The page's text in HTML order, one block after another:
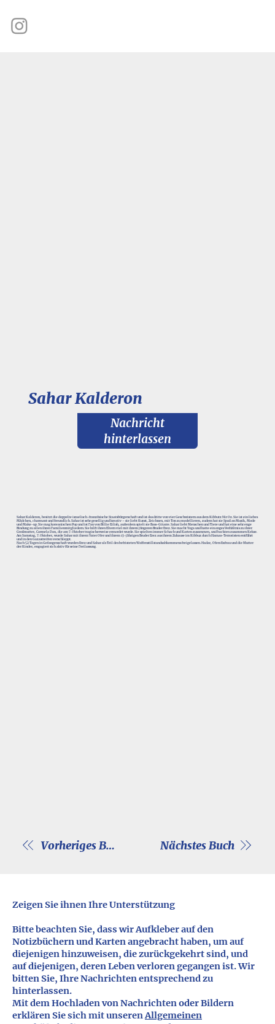
Sahar Kalderon
Sahar Kalderon, besitzt die doppelte israelisch-französische Staatsbürgerschaft und ist das dritte von vier Geschwistern aus dem Kibbutz Nir Oz. Sie ist ein liebes
Mädchen, charmant und freundlich. Sahar ist sehr gesellig und kreativ – sie liebt Kunst, Zeichnen, mit Ton zu modellieren, zudem hat sie Spaß an Musik, Mode
und Make-up. Sie mag koreanischen Pop und ist Fan von Billie Eilish, außerdem spielt sie Bass-Gitarre. Sahar liebt Menschen und Tiere und hat eine sehr enge
Bindung zu allen ihren Familienmitgliedern. Sie hilft ihren Eltern viel mit ihrem jüngeren Bruder Erez. Sie macht Yoga und hatte ein enges Verhältnis zu ihrer
Großmutter, Carmela Dan, die am 7. Oktober tragischerweise ermordet wurde. Sie spielten immer Schach und Karten zusammen, und backten zusammen Kekse.
Am Samstag, 7. Oktober, wurde Sahar mit ihrem Vater Ofer und ihrem 13-jährigen Bruder Erez aus ihrem Zuhause im Kibbuz durch Hamas-Terroristen entführt
und in den Gazastreifen verschleppt.
Nach 52 Tagen in Gefangenschaft wurden Erez und Sahar als Teil des befristeten Waffenstillstandsabkommens freigelassen. Hadar, Ofers Exfrau und die Mutter
der Kinder, engagiert sich aktiv für seine Freilassung.
Nachricht
hinterlassen
Vorheriges Buch Nächstes Buch
Zeigen Sie ihnen Ihre Unterstützung
Bitte beachten Sie, dass wir Aufkleber auf den
Notizbüchern und Karten angebracht haben, um auf
diejenigen hinzuweisen, die zurückgekehrt sind, und
auf diejenigen, deren Leben verloren gegangen ist. Wir
bitten Sie, Ihre Nachrichten entsprechend zu
hinterlassen.
Mit dem Hochladen von Nachrichten oder Bildern
erklären Sie sich mit unserenAllgemeinen